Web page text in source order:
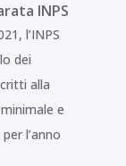
INPS
l’INPS
dei
alla
e
l’anno